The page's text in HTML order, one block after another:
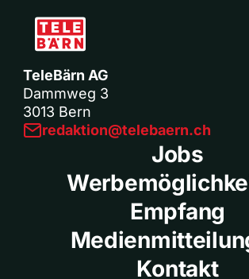
TeleBärn AG
Dammweg 3
3013 Bern
redaktion@telebaern.ch
Jobs
Empfang
Kontakt